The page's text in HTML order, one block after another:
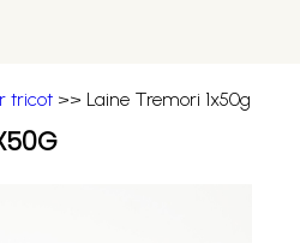
tricot >> Laine Tremori 1x50g